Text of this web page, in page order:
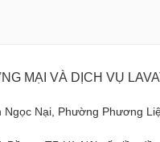
MẠI VÀ DỊCH VỤ
Nại, Phường Phương